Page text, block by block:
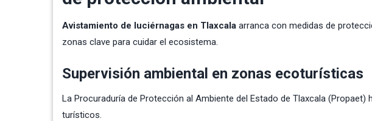
Avistamiento de luciérnagas en Tlaxcala arranca con medidas de
zonas clave para cuidar el ecosistema.
Supervisión ambiental en zonas ecoturísticas
La Procuraduría de Protección al Ambiente del Estado de Tlaxcala
turísticos.